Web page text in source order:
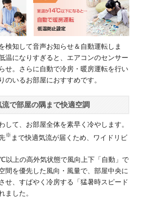
検知して音声お知らせ＆自動運転しま
温になりすぎると、エアコンのセンサー
せ。さらに自動で冷房・暖房運転を行い
のいるお部屋におすすめです。
で部屋の隅まで快適空調
して、お部屋全体を素早く冷やします。
※ まで快適気流が届くため、ワイドリビ
以上の高外気状態で風向上下「自動」で
間を優先した風向・風量で、部屋中央に
せ、すばやく冷房する「猛暑時スピード
ました。